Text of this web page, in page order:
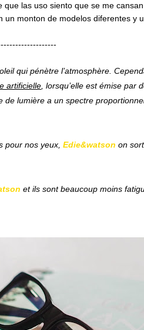
las uso siento que se me
un monton de modelos diferentes y
qui pénètre l’atmosphère.
artificielle , lorsqu’elle est émise
lumière a un spectre
pour nos yeux, Edie&watson on
et ils sont beaucoup moins